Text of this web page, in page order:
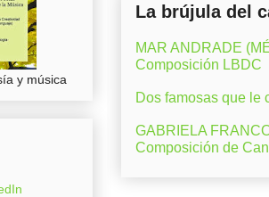
La brújula del
MAR ANDRADE
Composición LBDC
Dos famosas que le
GABRIELA
Composición de
y música